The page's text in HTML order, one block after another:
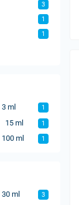
3
1
1
3 ml 1
15 ml 1
100 ml 1
30 ml 3